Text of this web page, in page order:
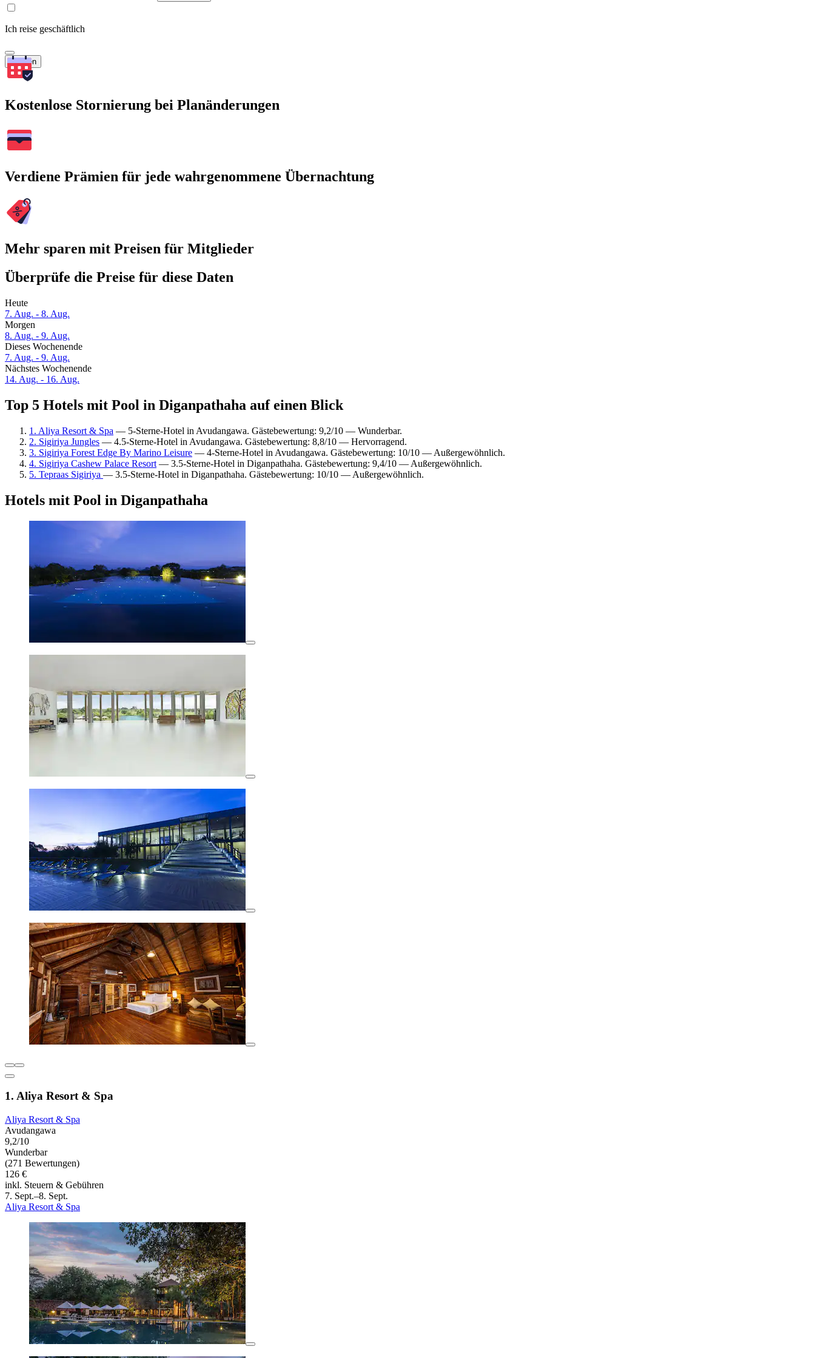
Ich reise geschäftlich
Suchen
Kostenlose Stornierung bei Planänderungen
Verdiene Prämien für jede wahrgenommene Übernachtung
Mehr sparen mit Preisen für Mitglieder
Überprüfe die Preise für diese Daten
Heute
7. Aug. - 8. Aug.
Morgen
8. Aug. - 9. Aug.
Dieses Wochenende
7. Aug. - 9. Aug.
Nächstes Wochenende
14. Aug. - 16. Aug.
Top 5 Hotels mit Pool in Diganpathaha auf einen Blick
1. Aliya Resort & Spa — 5-Sterne-Hotel in Avudangawa. Gästebewertung: 9,2/10 — Wunderbar.
2. Sigiriya Jungles — 4.5-Sterne-Hotel in Avudangawa. Gästebewertung: 8,8/10 — Hervorragend.
3. Sigiriya Forest Edge By Marino Leisure — 4-Sterne-Hotel in Avudangawa. Gästebewertung: 10/10 — Außergewöhnlich.
4. Sigiriya Cashew Palace Resort — 3.5-Sterne-Hotel in Diganpathaha. Gästebewertung: 9,4/10 — Außergewöhnlich.
5. Tepraas Sigiriya — 3.5-Sterne-Hotel in Diganpathaha. Gästebewertung: 10/10 — Außergewöhnlich.
Hotels mit Pool in Diganpathaha
1. Aliya Resort & Spa
Aliya Resort & Spa
Avudangawa
9,2/10
Wunderbar
(271 Bewertungen)
126 €
inkl. Steuern & Gebühren
7. Sept.–8. Sept.
Aliya Resort & Spa